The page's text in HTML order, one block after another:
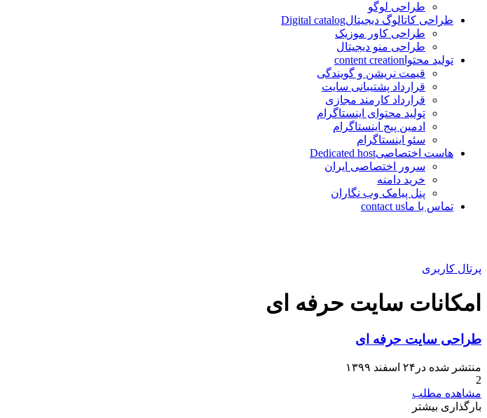
طراحی لوگو
طراحی کاتالوگ دیجیتالDigital catalog
طراحی کاور موزیک
طراحی منو دیجیتال
تولید محتوا content creation
قیمت نریشن و گویندگی
قرارداد پشتیبانی سایت
قرارداد کارمند مجازی
تولید محتوای اینستاگرام
ادمین پیج اینستاگرام
سئو اینستاگرام
هاست اختصاصیDedicated host
سرور اختصاصی ایران
خرید دامنه
پنل پیامک وب نگاران
تماس با ماcontact us
پرتال کاربری
امکانات سایت حرفه ای
طراحی سایت حرفه ای
منتشر شده در۲۴ اسفند ۱۳۹۹
2
مشاهده مطلب
بارگذاری بیشتر